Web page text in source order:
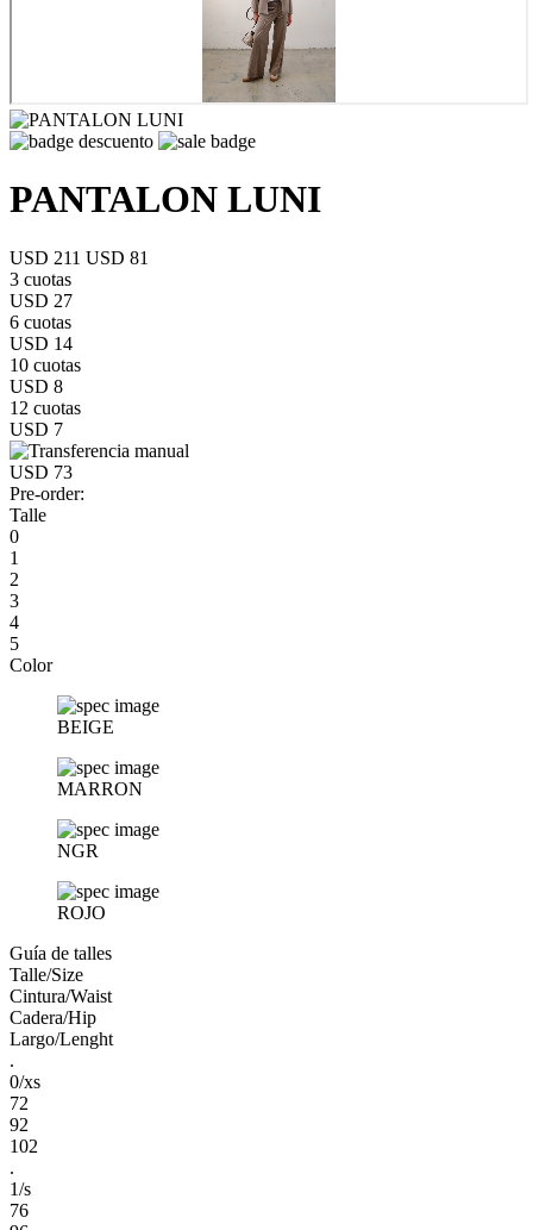
PANTALON LUNI
USD 211 USD 81
3 cuotas
USD 27
6 cuotas
USD 14
10 cuotas
USD 8
12 cuotas
USD 7
USD 73
Pre-order:
Talle
0
1
2
3
4
5
Color
BEIGE
MARRON
NGR
ROJO
Guía de talles
Talle/Size
Cintura/Waist
Cadera/Hip
Largo/Lenght
.
0/xs
72
92
102
.
1/s
76